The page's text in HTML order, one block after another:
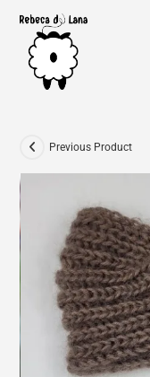
content
Previous Product